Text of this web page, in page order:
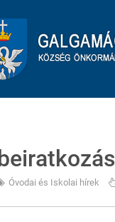
Óvodai és Iskolai hírek